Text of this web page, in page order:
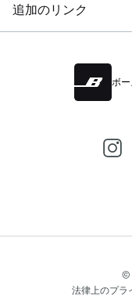
追加のリンク
ボー
©
法律上のプラ